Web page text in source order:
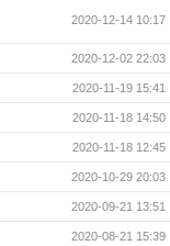
2020-12-14 10:17
2020-12-02 22:03
2020-11-19 15:41
2020-11-18 14:50
2020-11-18 12:45
2020-10-29 20:03
2020-09-21 13:51
2020-08-21 15:39